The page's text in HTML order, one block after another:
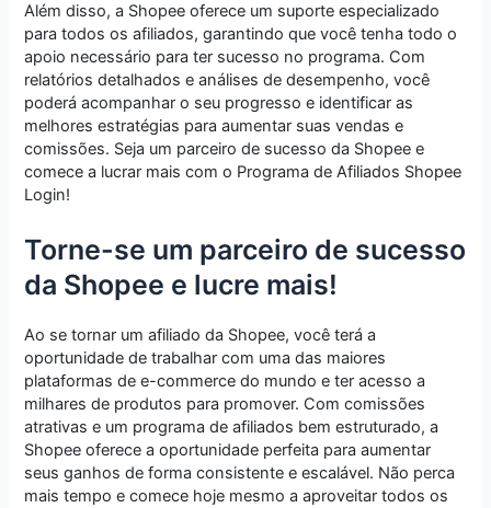
Além disso, a Shopee oferece um suporte especializado
para todos os afiliados, garantindo que você tenha todo o
apoio necessário para ter sucesso no programa. Com
relatórios detalhados e análises de desempenho, você
poderá acompanhar o seu progresso e identificar as
melhores estratégias para aumentar suas vendas e
comissões. Seja um parceiro de sucesso da Shopee e
comece a lucrar mais com o Programa de Afiliados Shopee
Login!
Torne-se um parceiro de sucesso
da Shopee e lucre mais!
Ao se tornar um afiliado da Shopee, você terá a
oportunidade de trabalhar com uma das maiores
plataformas de e-commerce do mundo e ter acesso a
milhares de produtos para promover. Com comissões
atrativas e um programa de afiliados bem estruturado, a
Shopee oferece a oportunidade perfeita para aumentar
seus ganhos de forma consistente e escalável. Não perca
mais tempo e comece hoje mesmo a aproveitar todos os